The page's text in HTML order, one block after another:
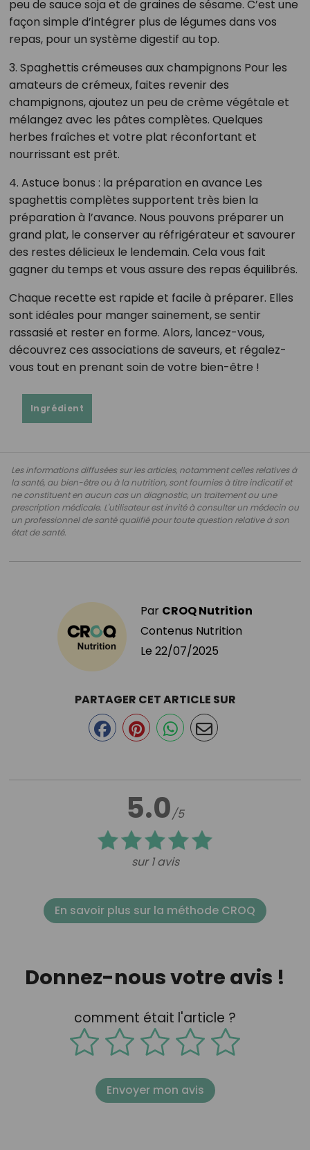
peu de sauce soja et de graines de sésame. C’est une
façon simple d’intégrer plus de légumes dans vos
repas, pour un système digestif au top.
3. Spaghettis crémeuses aux champignons Pour les
amateurs de crémeux, faites revenir des
champignons, ajoutez un peu de crème végétale et
mélangez avec les pâtes complètes. Quelques
herbes fraîches et votre plat réconfortant et
nourrissant est prêt.
4. Astuce bonus : la préparation en avance Les
spaghettis complètes supportent très bien la
préparation à l’avance. Nous pouvons préparer un
grand plat, le conserver au réfrigérateur et savourer
des restes délicieux le lendemain. Cela vous fait
gagner du temps et vous assure des repas équilibrés.
Chaque recette est rapide et facile à préparer. Elles
sont idéales pour manger sainement, se sentir
rassasié et rester en forme. Alors, lancez-vous,
découvrez ces associations de saveurs, et régalez-
vous tout en prenant soin de votre bien-être !
Ingrédient
Les informations diffusées sur les articles, notamment celles relatives à
la santé, au bien-être ou à la nutrition, sont fournies à titre indicatif et
ne constituent en aucun cas un diagnostic, un traitement ou une
prescription médicale. L'utilisateur est invité à consulter un médecin ou
un professionnel de santé qualifié pour toute question relative à son
état de santé.
Par CROQ Nutrition
Contenus Nutrition
Le 22/07/2025
5.0/5
sur 1 avis
PARTAGER CET ARTICLE SUR
En savoir plus sur la méthode CROQ
Donnez-nous votre avis !
comment était l'article ?
Envoyer mon avis